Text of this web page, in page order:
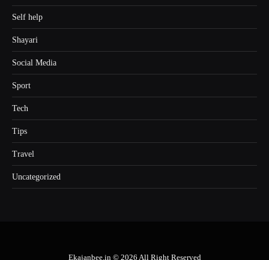
Self help
Shayari
Social Media
Sport
Tech
Tips
Travel
Uncategorized
Ekajanbee.in © 2026 All Right Reserved